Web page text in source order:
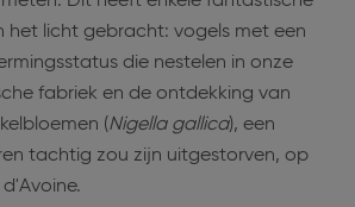
het licht gebracht: vogels met een
die nestelen in onze
fabriek en de ontdekking van
(Nigella gallica), een
tachtig zou zijn uitgestorven, op